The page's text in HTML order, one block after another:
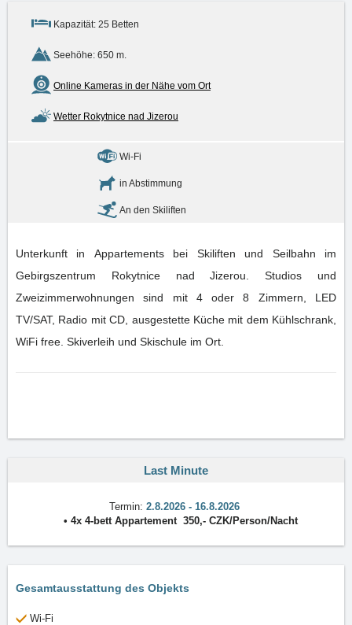
Kapazität: 25 Betten
Seehöhe: 650 m.
Online Kameras in der Nähe vom Ort
Wetter Rokytnice nad Jizerou
Wi-Fi
in Abstimmung
An den Skiliften
Unterkunft in Appartements bei Skiliften und Seilbahn im
Gebirgszentrum Rokytnice nad Jizerou. Studios und
Zweizimmerwohnungen sind mit 4 oder 8 Zimmern, LED
TV/SAT, Radio mit CD, ausgestette Küche mit dem Kühlschrank,
WiFi free. Skiverleih und Skischule im Ort.
Last Minute
Termin: 2.8.2026 - 16.8.2026
• 4x 4-bett Appartement 350,- CZK/Person/Nacht
Gesamtausstattung des Objekts
Wi-Fi